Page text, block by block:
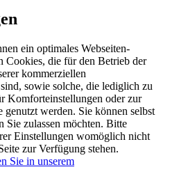
ein optimales Webseiten-
Cookies, die für den Betrieb der
kommerziellen
sowie solche, die lediglich zu
Komforteinstellungen oder zur
werden. Sie können selbst
Sie zulassen möchten. Bitte
Einstellungen womöglich nicht
zur Verfügung stehen.
Sie in unserem